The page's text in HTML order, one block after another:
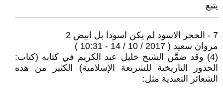
يتبع
7 - الحجر الاسود لم يكن اسودا بل ابيض 2
مروان سعيد ( 2017 / 10 / 14 - 10:31 )
(4) وقد ضمَّن الشيخ خليل عبد الكريم في كتابه (كتاب:
الجذور التاريخية للشريعة الإسلامية) الكثير من هذه
الشعائر التعبدية مثل: